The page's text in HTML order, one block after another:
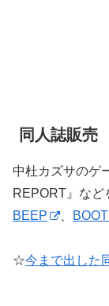
同人誌販売
中杜カズサのゲ
REPORT』など
BEEP
☆今まで出した